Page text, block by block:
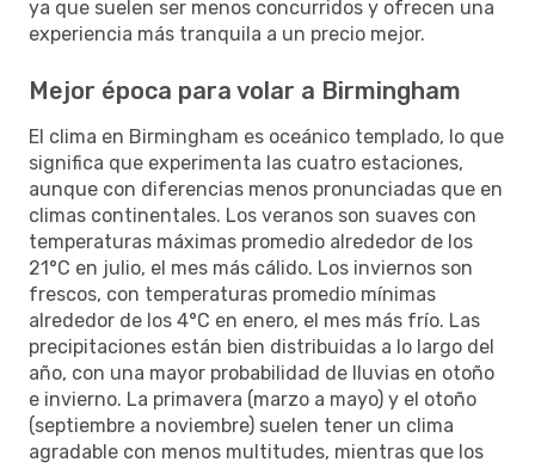
ya que suelen ser menos concurridos y ofrecen una
experiencia más tranquila a un precio mejor.
Mejor época para volar a Birmingham
El clima en Birmingham es oceánico templado, lo que
significa que experimenta las cuatro estaciones,
aunque con diferencias menos pronunciadas que en
climas continentales. Los veranos son suaves con
temperaturas máximas promedio alrededor de los
21°C en julio, el mes más cálido. Los inviernos son
frescos, con temperaturas promedio mínimas
alrededor de los 4°C en enero, el mes más frío. Las
precipitaciones están bien distribuidas a lo largo del
año, con una mayor probabilidad de lluvias en otoño
e invierno. La primavera (marzo a mayo) y el otoño
(septiembre a noviembre) suelen tener un clima
agradable con menos multitudes, mientras que los